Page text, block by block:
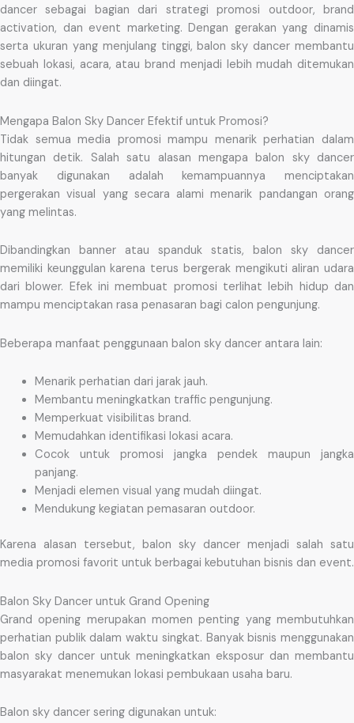
dancer sebagai bagian dari strategi promosi outdoor, brand
activation, dan event marketing. Dengan gerakan yang dinamis
serta ukuran yang menjulang tinggi, balon sky dancer membantu
sebuah lokasi, acara, atau brand menjadi lebih mudah ditemukan
dan diingat.
Mengapa Balon Sky Dancer Efektif untuk Promosi?
Tidak semua media promosi mampu menarik perhatian dalam
hitungan detik. Salah satu alasan mengapa balon sky dancer
banyak digunakan adalah kemampuannya menciptakan
pergerakan visual yang secara alami menarik pandangan orang
yang melintas.
Dibandingkan banner atau spanduk statis, balon sky dancer
memiliki keunggulan karena terus bergerak mengikuti aliran udara
dari blower. Efek ini membuat promosi terlihat lebih hidup dan
mampu menciptakan rasa penasaran bagi calon pengunjung.
Beberapa manfaat penggunaan balon sky dancer antara lain:
Menarik perhatian dari jarak jauh.
Membantu meningkatkan traffic pengunjung.
Memperkuat visibilitas brand.
Memudahkan identifikasi lokasi acara.
Cocok untuk promosi jangka pendek maupun jangka
panjang.
Menjadi elemen visual yang mudah diingat.
Mendukung kegiatan pemasaran outdoor.
Karena alasan tersebut, balon sky dancer menjadi salah satu
media promosi favorit untuk berbagai kebutuhan bisnis dan event.
Balon Sky Dancer untuk Grand Opening
Grand opening merupakan momen penting yang membutuhkan
perhatian publik dalam waktu singkat. Banyak bisnis menggunakan
balon sky dancer untuk meningkatkan eksposur dan membantu
masyarakat menemukan lokasi pembukaan usaha baru.
Balon sky dancer sering digunakan untuk: